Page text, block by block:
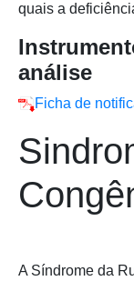
quais a
análise
Ficha de
A Síndrome da